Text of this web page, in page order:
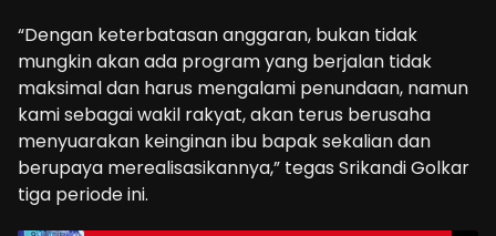
“Dengan keterbatasan anggaran, bukan tidak
mungkin akan ada program yang berjalan tidak
maksimal dan harus mengalami penundaan, namun
kami sebagai wakil rakyat, akan terus berusaha
menyuarakan keinginan ibu bapak sekalian dan
berupaya merealisasikannya,” tegas Srikandi Golkar
tiga periode ini.